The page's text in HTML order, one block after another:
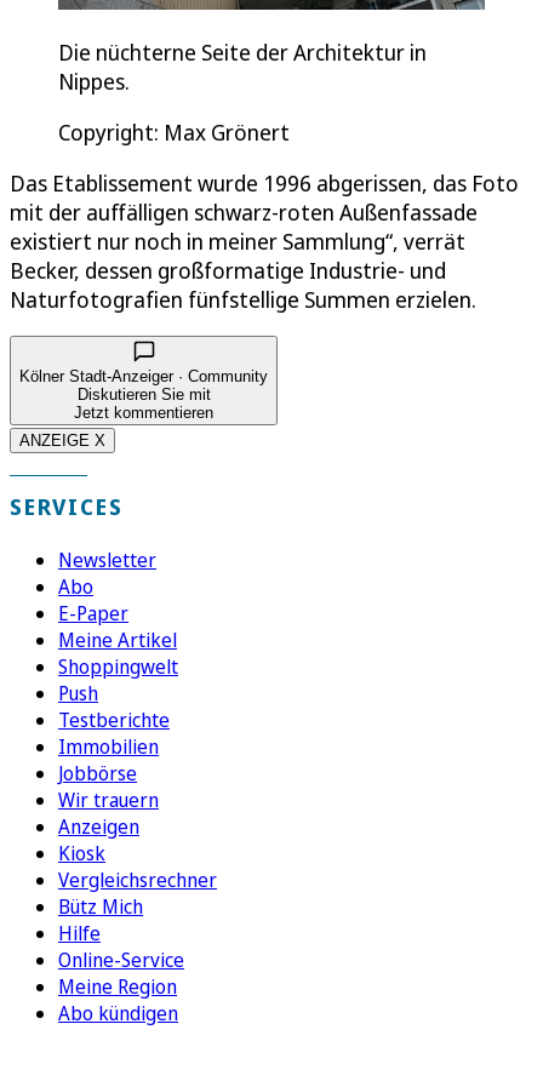
Die nüchterne Seite der Architektur in
Nippes.
Copyright: Max Grönert
Das Etablissement wurde 1996 abgerissen, das Foto
mit der auffälligen schwarz-roten Außenfassade
existiert nur noch in meiner Sammlung“, verrät
Becker, dessen großformatige Industrie- und
Naturfotografien fünfstellige Summen erzielen.
Kölner Stadt-Anzeiger · Community
Diskutieren Sie mit
Jetzt kommentieren
ANZEIGE X
SERVICES
Newsletter
Abo
E-Paper
Meine Artikel
Shoppingwelt
Push
Testberichte
Immobilien
Jobbörse
Wir trauern
Anzeigen
Kiosk
Vergleichsrechner
Bütz Mich
Hilfe
Online-Service
Meine Region
Abo kündigen